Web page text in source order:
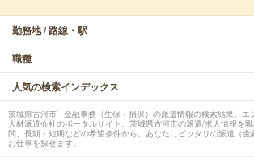
勤務地 / 路線・駅
職種
人気の検索インデックス
茨城県古河市 - 金融事務（生保・損保）の派遣情報の検索結果。エ
人材派遣会社のポータルサイト。茨城県古河市の派遣/求人情報を
間、長期・短期などの希望条件から、あなたにピッタリの派遣（
お仕事を探せます。